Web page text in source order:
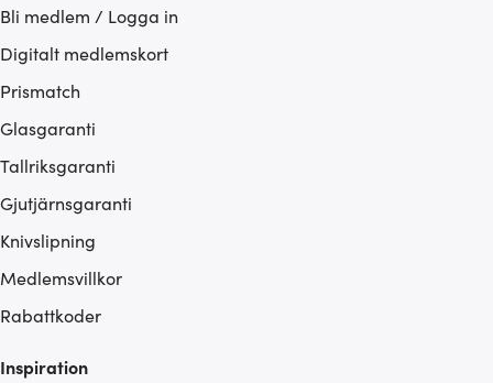
Bli medlem / Logga in
Digitalt medlemskort
Prismatch
Glasgaranti
Tallriksgaranti
Gjutjärnsgaranti
Knivslipning
Medlemsvillkor
Rabattkoder
Inspiration